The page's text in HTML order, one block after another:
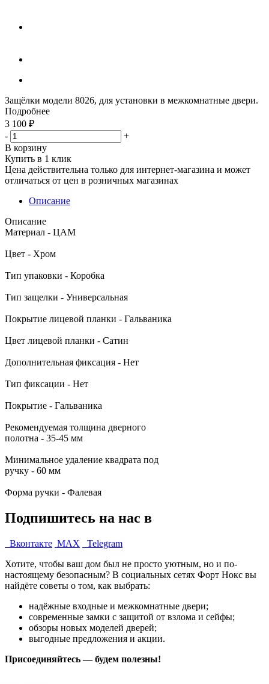
Защёлки модели 8026, для установки в межкомнатные двери.
Подробнее
3 100 ₽
-
+
В корзину
Купить в 1 клик
Цена действительна только для интернет-магазина и может
отличаться от цен в розничных магазинах
Описание
Описание
Материал - ЦАМ
Цвет - Хром
Тип упаковки - Коробка
Тип защелки - Универсальная
Покрытие лицевой планки - Гальваника
Цвет лицевой планки - Сатин
Дополнительная фиксация - Нет
Тип фиксации - Нет
Покрытие - Гальваника
Рекомендуемая толщина дверного
полотна - 35-45 мм
Минимальное удаление квадрата под
ручку - 60 мм
Форма ручки - Фалевая
Подпишитесь на нас в
Вконтакте MAX
Telegram
Хотите, чтобы ваш дом был не просто уютным, но и по-
настоящему безопасным? В социальных сетях Форт Нокс вы
найдёте советы о том, как выбрать:
надёжные входные и межкомнатные двери;
современные замки с защитой от взлома и сейфы;
обзоры новых моделей дверей;
выгодные предложения и акции.
Присоединяйтесь — будем полезны!